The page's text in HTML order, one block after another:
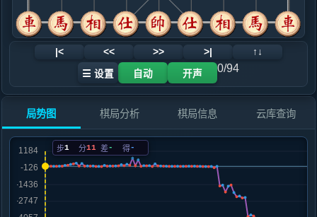
黑+12
.....车２平３
红+74
卒３进１
12. 马七退六
红+16
炮八进七
红+24
车３平２
红+21
.....砲８平６
红+29
砲３平１
14. 车二进四
红+42
车二进一
.....车３平４
红+131
砲６进６
15. 炮八平六
红+54
.....车２进４
红+160
16. 马六进八
.....马４进２
|< << >> >| ↑↓
☰ 设置 自动 开声 0/94
局势图 棋局分析 棋局信息 云库查询
步1 分11 差- 得-